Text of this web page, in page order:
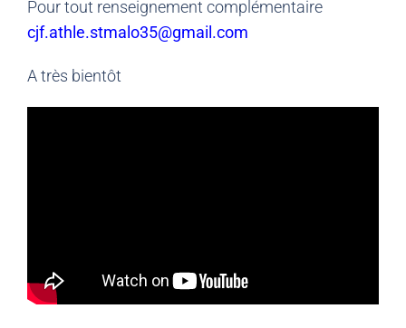
Pour tout renseignement complémentaire
cjf.athle.stmalo35@gmail.com
A très bientôt